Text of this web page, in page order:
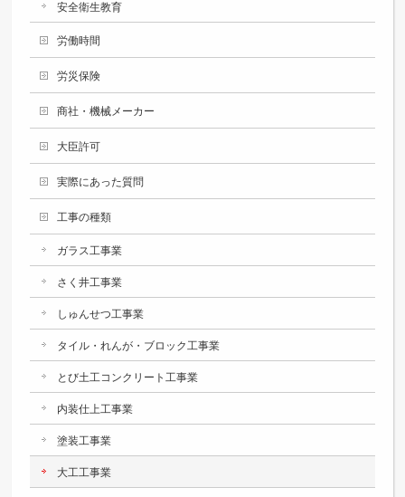
安全衛生教育
労働時間
労災保険
商社・機械メーカー
大臣許可
実際にあった質問
工事の種類
ガラス工事業
さく井工事業
しゅんせつ工事業
タイル・れんが・ブロック工事業
とび土工コンクリート工事業
内装仕上工事業
塗装工事業
大工工事業